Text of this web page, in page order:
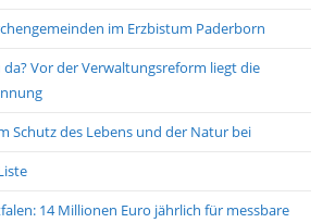
im Erzbistum Paderborn
Vor der Verwaltungsreform liegt die
Schutz des Lebens und der Natur bei
14 Millionen Euro jährlich für messbare